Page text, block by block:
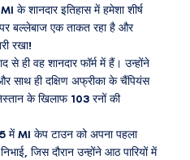
के शानदार इतिहास में हमेशा शीर्ष
बल्लेबाज एक ताकत रहा है और
रखा!
ही वह शानदार फॉर्म में हैं। उन्होंने
ही दक्षिण अफ्रीका के चैंपियंस
के खिलाफ 103 रनों की
में MI केप टाउन को अपना पहला
जिस दौरान उन्होंने आठ पारियों में